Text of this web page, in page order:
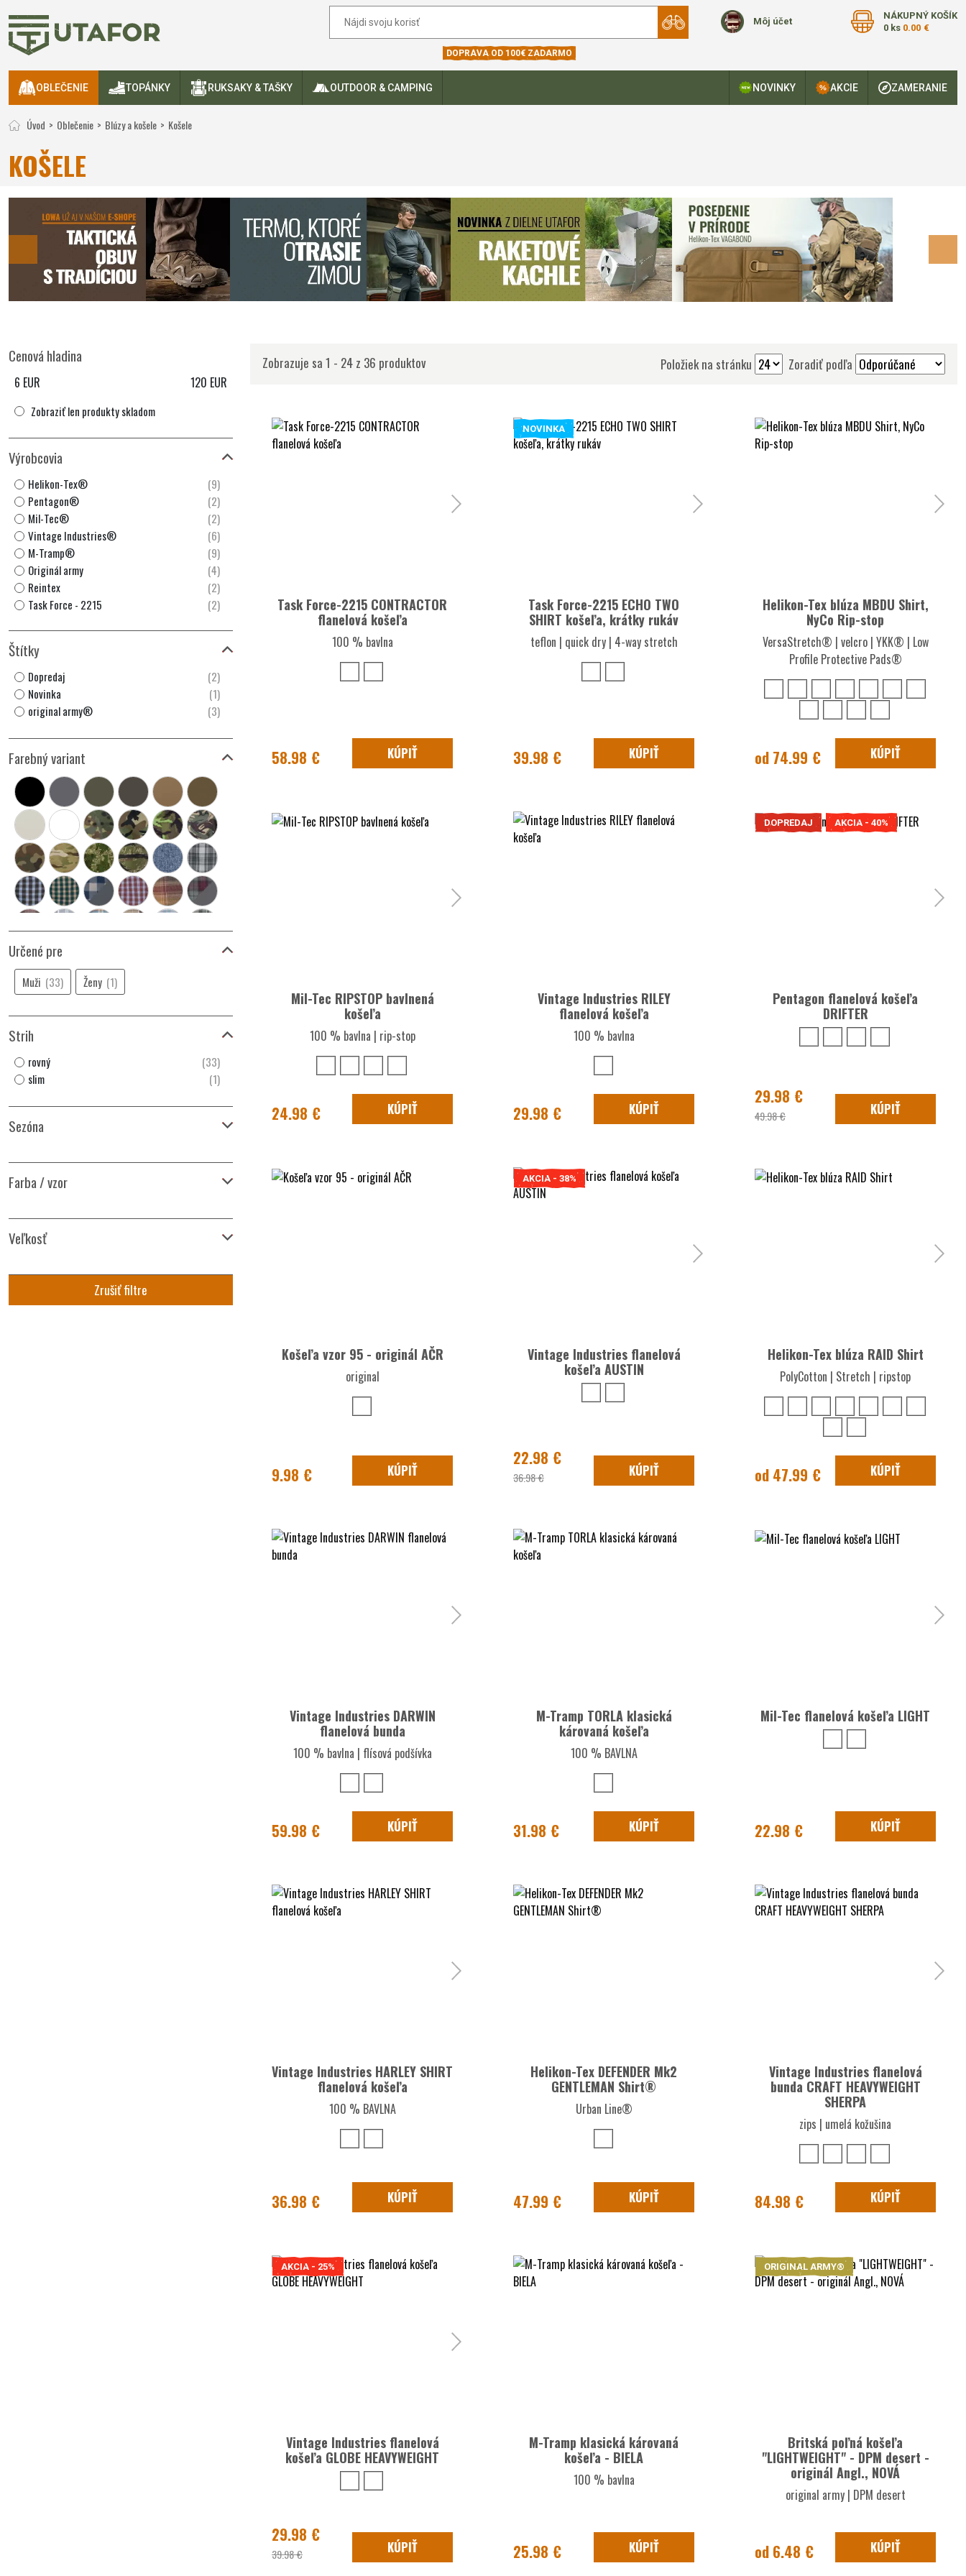
DOPRAVA OD 100€ ZADARMO
Môj účet
NÁKUPNÝ KOŠÍK
0 ks 0.00 €
OBLEČENIE TOPÁNKY RUKSAKY & TAŠKY OUTDOOR & CAMPING NOVINKY AKCIE ZAMERANIE
Úvod Oblečenie Blúzy a košele Košele
KOŠELE
Cenová hladina
6 EUR 120 EUR
Zobraziť len produkty skladom
Výrobcovia
Helikon-Tex®
(9)
Pentagon®
(2)
Mil-Tec®
(2)
Vintage Industries®
(6)
M-Tramp®
(9)
Originál army
(4)
Reintex
(2)
Task Force - 2215
(2)
Štítky
Dopredaj
(2)
Novinka
(1)
original army®
(3)
Farebný variant
Určené pre
Muži (33) Ženy (1)
Strih
rovný
(33)
slim
(1)
Sezóna
Farba / vzor
Veľkosť
Zrušiť filtre
Zobrazuje sa 1 - 24 z 36 produktov Položiek na stránku Zoradiť podľa
Task Force-2215 CONTRACTOR
flanelová košeľa
100 % bavlna
58.98 € KÚPIŤ
NOVINKA
Task Force-2215 ECHO TWO
SHIRT košeľa, krátky rukáv
teflon | quick dry | 4-way stretch
39.98 € KÚPIŤ
Helikon-Tex blúza MBDU Shirt,
NyCo Rip-stop
VersaStretch® | velcro | YKK® | Low
Profile Protective Pads®
od 74.99 € KÚPIŤ
Mil-Tec RIPSTOP bavlnená
košeľa
100 % bavlna | rip-stop
24.98 € KÚPIŤ
Vintage Industries RILEY
flanelová košeľa
100 % bavlna
29.98 € KÚPIŤ
DOPREDAJ AKCIA - 40%
Pentagon flanelová košeľa
DRIFTER
29.98 €
49.98 € KÚPIŤ
Košeľa vzor 95 - originál AČR
original
9.98 € KÚPIŤ
AKCIA - 38%
Vintage Industries flanelová
košeľa AUSTIN
22.98 €
36.98 € KÚPIŤ
Helikon-Tex blúza RAID Shirt
PolyCotton | Stretch | ripstop
od 47.99 € KÚPIŤ
Vintage Industries DARWIN
flanelová bunda
100 % bavlna | flísová podšívka
59.98 € KÚPIŤ
M-Tramp TORLA klasická
károvaná košeľa
100 % BAVLNA
31.98 € KÚPIŤ
Mil-Tec flanelová košeľa LIGHT
22.98 € KÚPIŤ
Vintage Industries HARLEY SHIRT
flanelová košeľa
100 % BAVLNA
36.98 € KÚPIŤ
Helikon-Tex DEFENDER Mk2
GENTLEMAN Shirt®
Urban Line®
47.99 € KÚPIŤ
Vintage Industries flanelová
bunda CRAFT HEAVYWEIGHT
SHERPA
zips | umelá kožušina
84.98 € KÚPIŤ
AKCIA - 25%
Vintage Industries flanelová
košeľa GLOBE HEAVYWEIGHT
29.98 €
39.98 € KÚPIŤ
M-Tramp klasická károvaná
košeľa - BIELA
100 % bavlna
25.98 € KÚPIŤ
ORIGINAL ARMY®
Britská poľná košeľa
"LIGHTWEIGHT" - DPM desert -
originál Angl., NOVÁ
original army | DPM desert
od 6.48 € KÚPIŤ